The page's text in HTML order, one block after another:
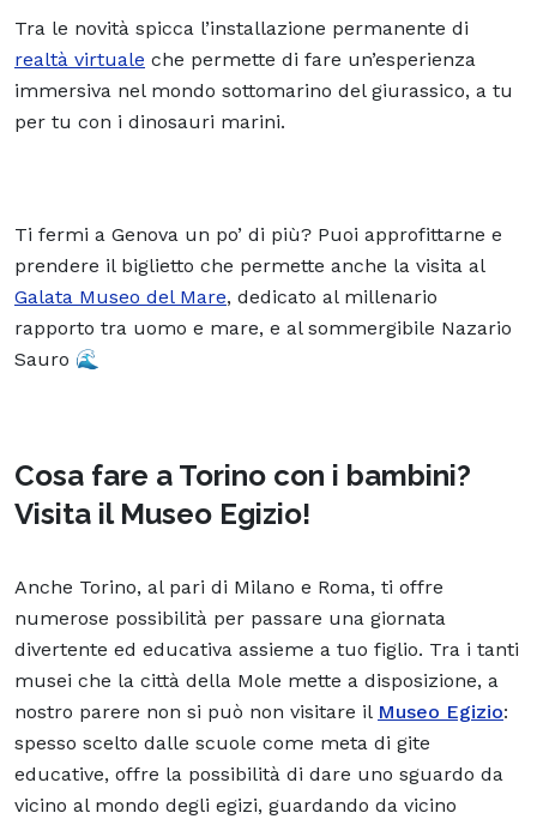
Tra le novità spicca l’installazione permanente di
realtà virtuale che permette di fare un’esperienza
immersiva nel mondo sottomarino del giurassico, a tu
per tu con i dinosauri marini.
Ti fermi a Genova un po’ di più? Puoi approfittarne e
prendere il biglietto che permette anche la visita al
Galata Museo del Mare, dedicato al millenario
rapporto tra uomo e mare, e al sommergibile Nazario
Sauro 🌊
Cosa fare a Torino con i bambini?
Visita il Museo Egizio!
Anche Torino, al pari di Milano e Roma, ti offre
numerose possibilità per passare una giornata
divertente ed educativa assieme a tuo figlio. Tra i tanti
musei che la città della Mole mette a disposizione, a
nostro parere non si può non visitare il Museo Egizio:
spesso scelto dalle scuole come meta di gite
educative, offre la possibilità di dare uno sguardo da
vicino al mondo degli egizi, guardando da vicino